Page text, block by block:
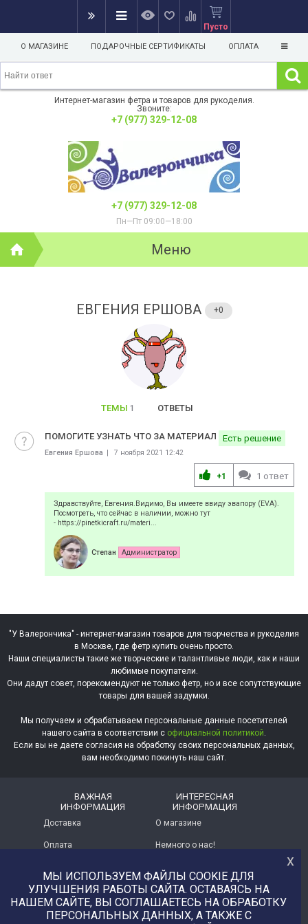
Пусто
О МАГАЗИНЕ ПОДАРОЧНЫЕ СЕРТИФИКАТЫ ОПЛАТА
Интернет-магазин фетра и товаров для рукоделия.
Звоните:
+7 (977) 329-12-08
+7 (977) 329-12-08
Пн—Пт 09:00—18:00
Меню
ЕВГЕНИЯ ЕРШОВА +0
ТЕМЫ 1 ОТВЕТЫ
ПОМОГИТЕ УЗНАТЬ ЧТО ЗА МАТЕРИАЛ Есть решение
Евгения Ершова 7 ноября 2021 12:42
+1 1 ответ
Здравствуйте, Евгения.Видимо, Вы имеете ввиду эвапору (EVA).
Посмотреть, что сейчас в наличии, можно тут
- https://pinetkicraft.ru/materi...
Степан Администратор
"У Валерончика" - интернет-магазин товаров для творчества и рукоделия
в Москве, где фетр купить очень просто.
Наши специалисты такие же творческие и талантливые люди, как и наши
любимые покупатели.
Они дадут совет, порекомендуют не только фетр, но и все сопутствующие
товары для вашей задумки.
Мы получаем и обрабатываем персональные данные посетителей
нашего сайта в соответствии с официальной политикой.
Если вы не даете согласия на обработку своих персональных данных,
вам необходимо покинуть наш сайт.
ВАЖНАЯ
ИНФОРМАЦИЯ
Доставка
Оплата
Политика
конфиденциальности
ИНТЕРЕСНАЯ
ИНФОРМАЦИЯ
О магазине
Немного о нас!
Услуга печати на фетре
и вопросы АП
х
МЫ ИСПОЛЬЗУЕМ ФАЙЛЫ COOKIE ДЛЯ
УЛУЧШЕНИЯ РАБОТЫ САЙТА. ОСТАВАЯСЬ НА
НАШЕМ САЙТЕ, ВЫ СОГЛАШАЕТЕСЬ НА ОБРАБОТКУ
ПЕРСОНАЛЬНЫХ ДАННЫХ, А ТАКЖЕ С